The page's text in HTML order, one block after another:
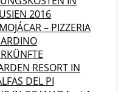
2016
– PIZZERIA
RESORT IN
DEL PI